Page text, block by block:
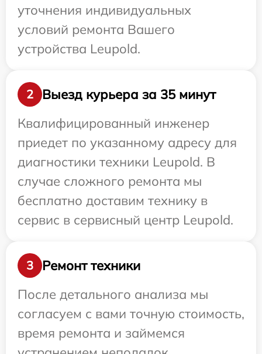
уточнения индивидуальных
условий ремонта Вашего
устройства Leupold.
2
Выезд курьера за 35 минут
Квалифицированный инженер
приедет по указанному адресу для
диагностики техники Leupold. В
случае сложного ремонта мы
бесплатно доставим технику в
сервис в сервисный центр Leupold.
3
Ремонт техники
После детального анализа мы
согласуем с вами точную стоимость,
время ремонта и займемся